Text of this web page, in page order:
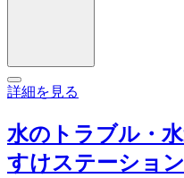
詳細を見る
水のトラブル・
すけステーショ